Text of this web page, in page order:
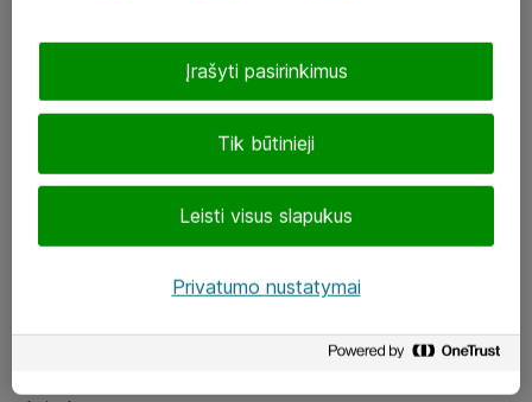
LinkedIn
Tik būtinieji
Leisti visus slapukus
Įrašyti pasirinkimus
Privatumo nustatymai